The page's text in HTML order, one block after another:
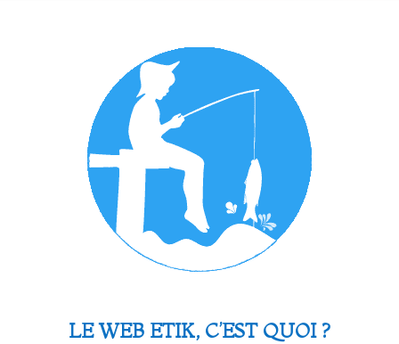
LE WEB ETIK, C’EST QUOI ?